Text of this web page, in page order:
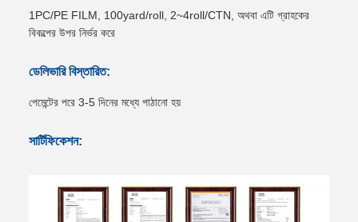
1PC/PE FILM, 100yard/roll, 2~4roll/CTN, অথবা এটি গ্রাহকের
বিকল্পের উপর নির্ভর করে
ডেলিভারি বিস্তারিত:
পেমেন্টের পরে 3-5 দিনের মধ্যে পাঠানো হয়
সার্টিফিকেশন: